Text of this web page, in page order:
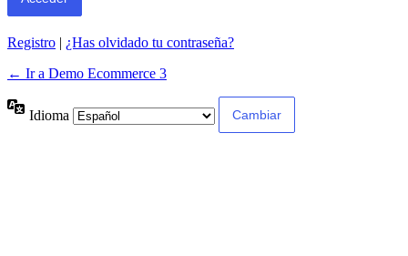
Registro | ¿Has olvidado tu contraseña?
← Ir a Demo Ecommerce 3
Idioma